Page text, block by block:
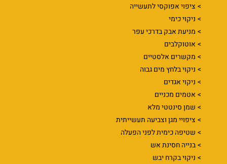
ציפוי אפוקסי לתעשייה
ניקוי כימי
מניעת אבק בדרכי עפר
אוטוקלבים
מקשרים אלסטיים
ניקוי בלחץ מים גבוה
ניקוי אגדים
אטמים מכניים
שמן סינטטי מלא
ציפויי מגן וצביעה תעשייתית
שטיפה כימית לפני הפעלה
בנייה חסינת אש
ניקוי בקרח יבש